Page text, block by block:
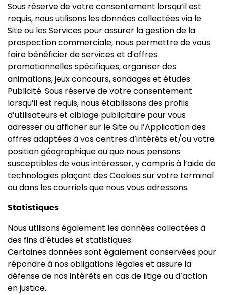
Sous réserve de votre consentement lorsqu’il est
requis, nous utilisons les données collectées via le
Site ou les Services pour assurer la gestion de la
prospection commerciale, nous permettre de vous
faire bénéficier de services et d'offres
promotionnelles spécifiques, organiser des
animations, jeux concours, sondages et études
Publicité. Sous réserve de votre consentement
lorsqu’il est requis, nous établissons des profils
d’utilisateurs et ciblage publicitaire pour vous
adresser ou afficher sur le Site ou l’Application des
offres adaptées à vos centres d’intérêts et/ou votre
position géographique ou que nous pensons
susceptibles de vous intéresser, y compris à l’aide de
technologies plaçant des Cookies sur votre terminal
ou dans les courriels que nous vous adressons.
Statistiques
Nous utilisons également les données collectées à
des fins d’études et statistiques.
Certaines données sont également conservées pour
répondre à nos obligations légales et assure la
défense de nos intérêts en cas de litige ou d’action
en justice.